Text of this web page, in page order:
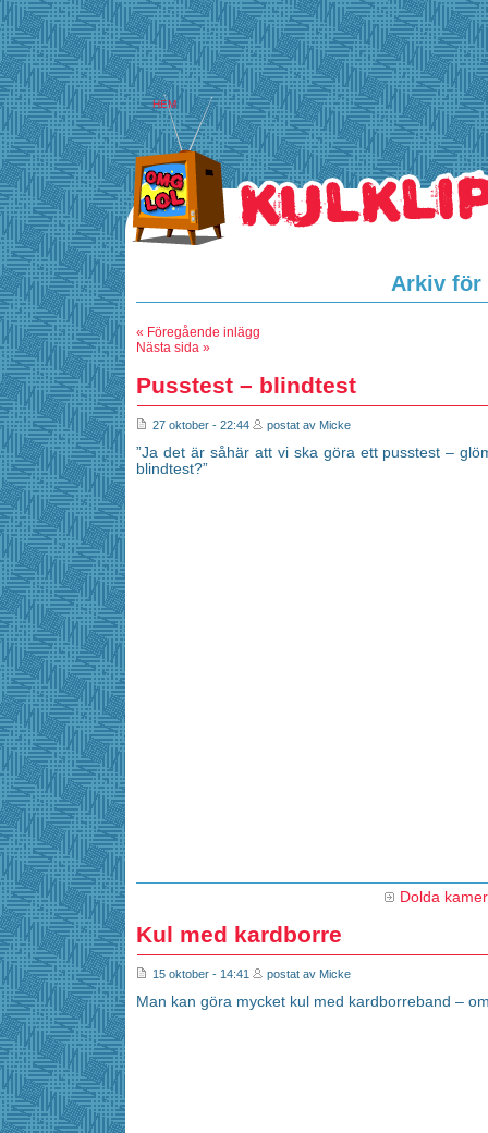
HEM
Arkiv för
« Föregående inlägg
Nästa sida »
Pusstest – blindtest
27 oktober - 22:44 postat av Micke
”Ja det är såhär att vi ska göra ett pusstest –
blindtest?”
Dolda
Kul med kardborre
15 oktober - 14:41 postat av Micke
Man kan göra mycket kul med kardborreband –